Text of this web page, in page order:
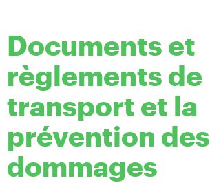
Documents et
règlements de
transport et la
prévention des
dommages